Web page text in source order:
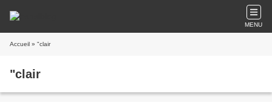
MENU
Accueil » "clair
"clair